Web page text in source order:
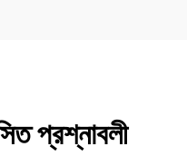
প্রশ্নাবলী